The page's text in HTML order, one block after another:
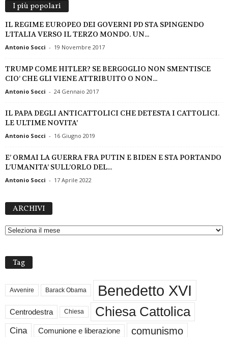
I più popolari
IL REGIME EUROPEO DEI GOVERNI PD STA SPINGENDO
L’ITALIA VERSO IL TERZO MONDO. UN...
Antonio Socci - 19 Novembre 2017
TRUMP COME HITLER? SE BERGOGLIO NON SMENTISCE
CIO’ CHE GLI VIENE ATTRIBUITO O NON...
Antonio Socci - 24 Gennaio 2017
IL PAPA DEGLI ANTICATTOLICI CHE DETESTA I CATTOLICI.
LE ULTIME NOVITA’
Antonio Socci - 16 Giugno 2019
E’ ORMAI LA GUERRA FRA PUTIN E BIDEN E STA PORTANDO
L’UMANITA’ SULL’ORLO DEL...
Antonio Socci - 17 Aprile 2022
ARCHIVI
H
Tag
Avvenire Barack Obama Benedetto XVI
Centrodestra Chiesa Chiesa Cattolica
Cina Comunione e liberazione comunismo